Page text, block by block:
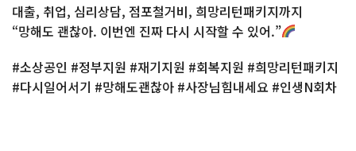
대출, 취업, 심리상담, 점포철거비, 희망리턴패키지까지
“망해도 괜찮아. 이번엔 진짜 다시 시작할 수 있어.”
#소상공인 #정부지원 #재기지원 #회복지원 #희망리턴패키지
#다시일어서기 #망해도괜찮아 #사장님힘내세요 #인생N회차